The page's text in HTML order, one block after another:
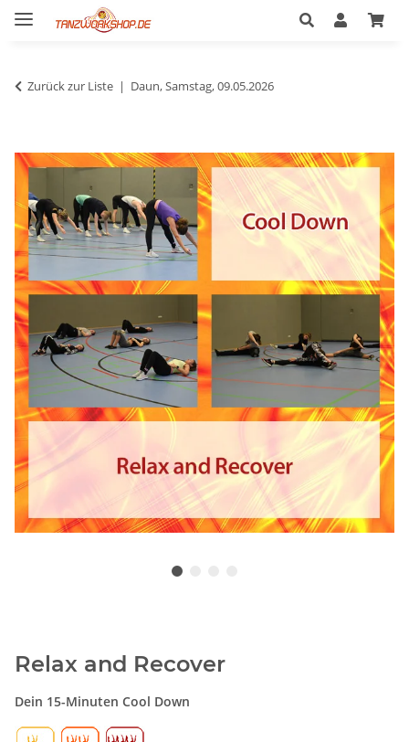
Zurück zur Liste Daun, Samstag, 09.05.2026
Relax and Recover
Dein 15-Minuten Cool Down